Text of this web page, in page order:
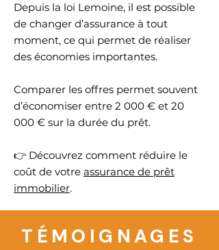
Depuis la loi Lemoine, il est possible
de changer d’assurance à tout
moment, ce qui permet de réaliser
des économies importantes.
Comparer les offres permet souvent
d’économiser entre 2 000 € et 20
000 € sur la durée du prêt.
👉 Découvrez comment réduire le
coût de votre assurance de prêt
immobilier.
TÉMOIGNAGES